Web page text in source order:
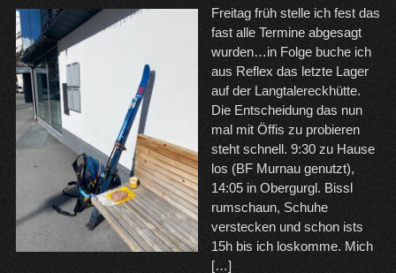
Freitag früh stelle ich fest das
fast alle Termine abgesagt
wurden…in Folge buche ich
aus Reflex das letzte Lager
auf der Langtalereckhütte.
Die Entscheidung das nun
mal mit Öffis zu probieren
steht schnell. 9:30 zu Hause
los (BF Murnau genutzt),
14:05 in Obergurgl. Bissl
rumschaun, Schuhe
verstecken und schon ists
15h bis ich loskomme. Mich
[…]